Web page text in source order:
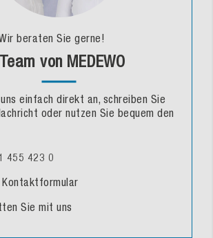
beraten Sie gerne!
von MEDEWO
einfach direkt an, schreiben Sie
oder nutzen Sie bequem den
455 423 0
Kontaktformular
Sie mit uns